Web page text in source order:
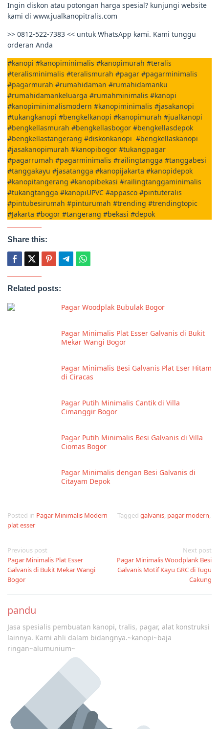
Ingin diskon atau potongan harga spesial? kunjungi website
kami di www.jualkanopitralis.com
>> 0812-522-7383 << untuk WhatsApp kami. Kami tunggu
orderan Anda
#kanopi #kanopiminimalis #kanopimurah #teralis
#teralisminimalis #teralismurah #pagar #pagarminimalis
#pagarmurah #rumahidaman #rumahidamanku
#rumahidamankeluarga #rumahminimalis #kanopi
#kanopiminimalismodern #kanopiminimalis #jasakanopi
#tukangkanopi #bengkelkanopi #kanopimurah #jualkanopi
#bengkellasmurah #bengkellasbogor #bengkellasdepok
#bengkellastangerang #diskonkanopi #bengkellaskanopi
#jasakanopimurah #kanopibogor #tukangpagar
#pagarrumah #pagarminimalis #railingtangga #tanggabesi
#tanggakayu #jasatangga #kanopijakarta #kanopidepok
#kanopitangerang #kanopibekasi #railingtanggaminimalis
#tukangtangga #kanopiUPVC #appasco #pintuteralis
#pintubesirumah #pinturumah #trending #trendingtopic
#Jakarta #bogor #tangerang #bekasi #depok
Share this:
Related posts:
Pagar Woodplak Bubulak Bogor
Pagar Minimalis Plat Esser Galvanis di Bukit
Mekar Wangi Bogor
Pagar Minimalis Besi Galvanis Plat Eser Hitam
di Ciracas
Pagar Putih Minimalis Cantik di Villa
Cimanggir Bogor
Pagar Putih Minimalis Besi Galvanis di Villa
Ciomas Bogor
Pagar Minimalis dengan Besi Galvanis di
Citayam Depok
Posted in Pagar Minimalis Modern Tagged galvanis, pagar modern,
plat esser
Post
navigation
Previous post
Pagar Minimalis Plat Esser
Galvanis di Bukit Mekar Wangi
Bogor
Next post
Pagar Minimalis Woodplank Besi
Galvanis Motif Kayu GRC di Tugu
Cakung
pandu
Jasa spesialis pembuatan kanopi, tralis, pagar, alat konstruksi
lainnya. Kami ahli dalam bidangnya.~kanopi~baja
ringan~alumunium~